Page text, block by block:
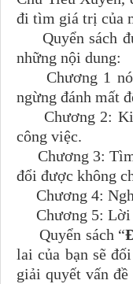
đi tìm giá trị của
Quyển sách
những nội dung:
Chương 1 nói
ngừng đánh mất
Chương 2:
công việc.
Chương 3: Tìm
đổi được không
Chương 4:
Chương 5: Lời
Quyển sách “
lai của bạn sẽ
giải quyết vấn